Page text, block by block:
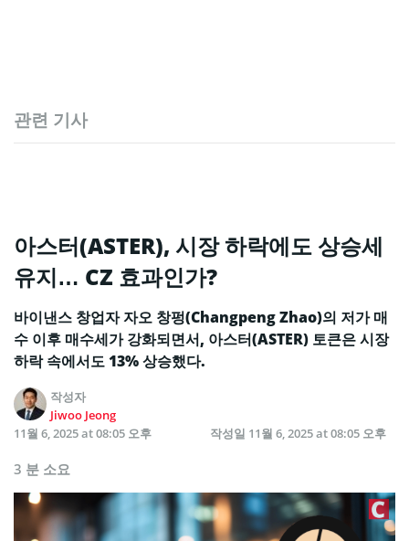
관련 기사
아스터(ASTER), 시장 하락에도 상승세
유지… CZ 효과인가?
바이낸스 창업자 자오 창펑(Changpeng Zhao)의 저가 매
수 이후 매수세가 강화되면서, 아스터(ASTER) 토큰은 시장
하락 속에서도 13% 상승했다.
작성자
Jiwoo Jeong
11월 6, 2025 at 08:05 오후
작성일 11월 6, 2025 at 08:05 오후
3 분 소요